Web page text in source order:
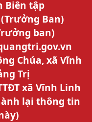
Biên tập
(Trưởng Ban)
ban)
Chúa, xã Vĩnh
Trị
xã Vĩnh Linh
lại thông tin